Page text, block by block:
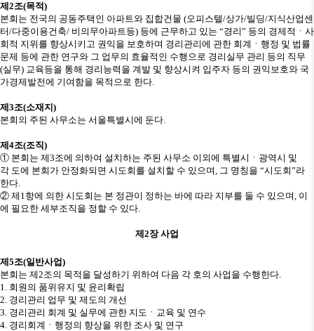
제 2조(목적 )
본회는 전국의 공동주택인 아파트와 집합건물 (오피스텔/상가/빌딩/지식산업센
터/다중이용건축/ 비의무아파트등) 등에 근무하고 있는 “경리” 등의 경제적 ㆍ 사
회적 지위를 향상시키고 권익을 보호하며 경리관리에 관한 회계 ㆍ 행정 및 법률
문제 등에 관한 연구와 그 업무의 효율적인 수행으로 경리실무 관리 등의 직무
(실무) 교육등을 통해 경리능력을 계발 및 향상시켜 입주자 등의 권익보호와 국
가경제발전에 기여함을 목적으로 한다.
제 3조(소재지 )
본회의 주된 사무소는 서울특별시에 둔다.
제 4조(조직)
① 본회는 제3조에 의하여 설치하는 주된 사무소 이외에 특별시 ㆍ 광역시 및
각 도에 본회가 안정화되면 시도회를 설치할 수 있으며, 그 명칭을 “시도회”라
한다.
② 제 1항에 의한 시도회는 본 정관이 정하는 바에 따라 지부를 둘 수 있으며, 이
에 필요한 세부조직을 정할 수 있다.
제 2장 사업
제 5조(일반사업 )
본회는 제2조의 목적을 달성하기 위하여 다음 각 호의 사업을 수행한다.
1. 회원의 품위유지 및 윤리확립
2. 경리관리 업무 및 제도의 개선
3. 경리관리 회계 및 실무에 관한 지도 ㆍ 교육 및 연수
4. 경리회계 ㆍ 행정의 향상을 위한 조사 및 연구